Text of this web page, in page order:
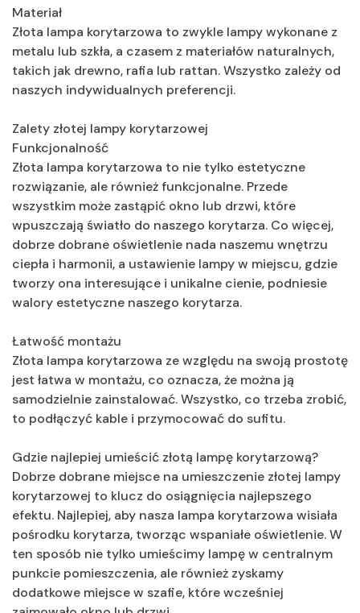
Materiał
Złota lampa korytarzowa to zwykle lampy wykonane z
metalu lub szkła, a czasem z materiałów naturalnych,
takich jak drewno, rafia lub rattan. Wszystko zależy od
naszych indywidualnych preferencji.
Zalety złotej lampy korytarzowej
Funkcjonalność
Złota lampa korytarzowa to nie tylko estetyczne
rozwiązanie, ale również funkcjonalne. Przede
wszystkim może zastąpić okno lub drzwi, które
wpuszczają światło do naszego korytarza. Co więcej,
dobrze dobrane oświetlenie nada naszemu wnętrzu
ciepła i harmonii, a ustawienie lampy w miejscu, gdzie
tworzy ona interesujące i unikalne cienie, podniesie
walory estetyczne naszego korytarza.
Łatwość montażu
Złota lampa korytarzowa ze względu na swoją prostotę
jest łatwa w montażu, co oznacza, że można ją
samodzielnie zainstalować. Wszystko, co trzeba zrobić,
to podłączyć kable i przymocować do sufitu.
Gdzie najlepiej umieścić złotą lampę korytarzową?
Dobrze dobrane miejsce na umieszczenie złotej lampy
korytarzowej to klucz do osiągnięcia najlepszego
efektu. Najlepiej, aby nasza lampa korytarzowa wisiała
pośrodku korytarza, tworząc wspaniałe oświetlenie. W
ten sposób nie tylko umieścimy lampę w centralnym
punkcie pomieszczenia, ale również zyskamy
dodatkowe miejsce w szafie, które wcześniej